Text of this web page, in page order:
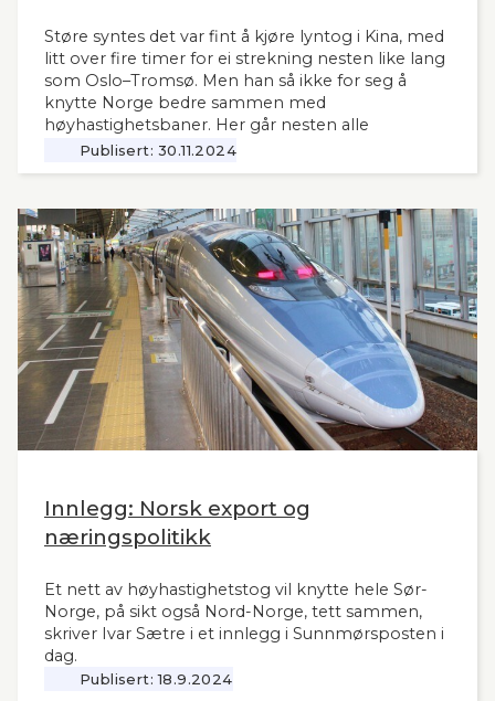
Støre syntes det var fint å kjøre lyntog i Kina, med
litt over fire timer for ei strekning nesten like lang
som Oslo–Tromsø. Men han så ikke for seg å
knytte Norge bedre sammen med
høyhastighetsbaner. Her går nesten alle
jernbanemidlene til det sentrale Østlandet.
Markedet, mulighetene og behovene for raske,
vanskelig for å se. Slik innleder lederne og
sekretær i Lyntogforum Vestlandsbanen
kronikken sin i Stavanger Aftenblad 26.11.2024.
Publisert: 30.11.2024
Innlegg: Norsk export og
næringspolitikk
Et nett av høyhastighetstog vil knytte hele Sør-
Norge, på sikt også Nord-Norge, tett sammen,
skriver Ivar Sætre i et innlegg i Sunnmørsposten i
dag.
Publisert: 18.9.2024